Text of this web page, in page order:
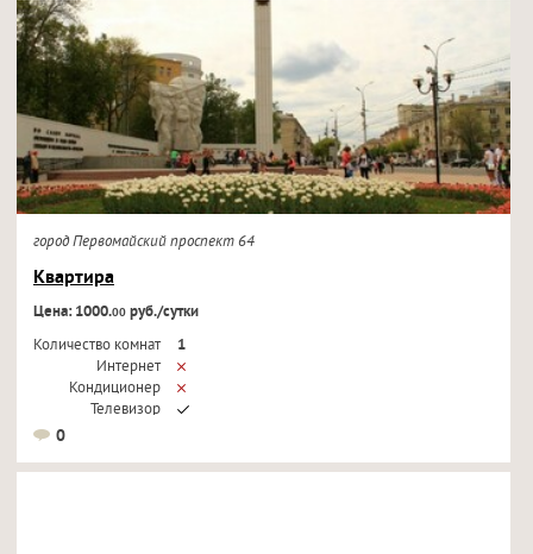
город Первомайский проспект 64
Квартира
Цена: 1000.00руб./сутки
Количество комнат
1
Интернет
Кондиционер
Телевизор
0